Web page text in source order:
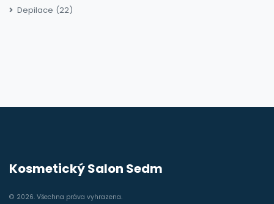
Depilace (22)
Kosmetický Salon Sedm
© 2026. Všechna práva vyhrazena.